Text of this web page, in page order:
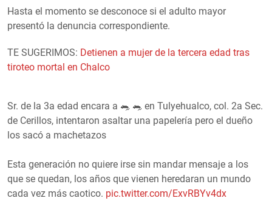
Hasta el momento se desconoce si el adulto mayor
presentó la denuncia correspondiente.
TE SUGERIMOS: Detienen a mujer de la tercera edad tras
tiroteo mortal en Chalco
Sr. de la 3a edad encara a 🐀 🐀 en Tulyehualco, col. 2a Sec.
de Cerillos, intentaron asaltar una papelería pero el dueño
los sacó a machetazos
Esta generación no quiere irse sin mandar mensaje a los
que se quedan, los años que vienen heredaran un mundo
cada vez más caotico. pic.twitter.com/ExvRBYv4dx